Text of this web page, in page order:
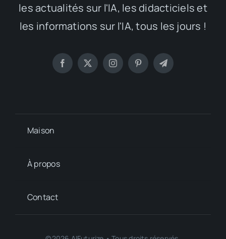
les actualités sur l'IA, les didacticiels et
les informations sur l'IA, tous les jours !
Maison
À propos
Contact